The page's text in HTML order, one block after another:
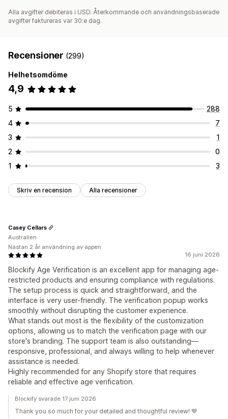
Alla avgifter debiteras i USD. Återkommande och användningsbaserade
avgifter faktureras var 30:e dag.
Recensioner (299)
Helhetsomdöme
4,9
5
288
4
7
3
1
2
0
1
3
Skriv en recension Alla recensioner
16 juni 2026
Blockify Age Verification is an excellent app for managing age-
restricted products and ensuring compliance with regulations.
The setup process is quick and straightforward, and the
interface is very user-friendly. The verification popup works
smoothly without disrupting the customer experience.
What stands out most is the flexibility of the customization
options, allowing us to match the verification page with our
store's branding. The support team is also outstanding—
responsive, professional, and always willing to help whenever
assistance is needed.
Highly recommended for any Shopify store that requires
reliable and effective age verification.
Casey Cellars
Australien
Nästan 2 år användning av appen
Blockify svarade 17 juni 2026
Thank you so much for your detailed and thoughtful review! 💙